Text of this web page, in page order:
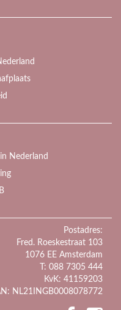
Nederland
Postadres:
Fred. Roeskestraat 103
1076 EE Amsterdam
T: 088 7305 444
KvK: 41159203
NL21INGB0008078772